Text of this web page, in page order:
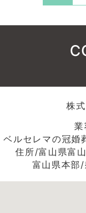
株
業
ベルセレマの冠婚
住所/富山県富
富山県本部